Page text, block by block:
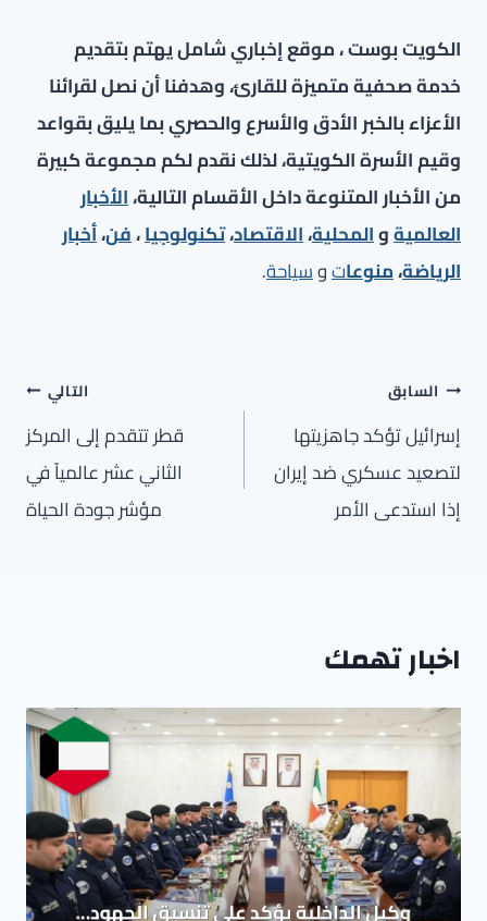
الكويت بوست ، موقع إخباري شامل يهتم بتقديم
خدمة صحفية متميزة للقارئ، وهدفنا أن نصل لقرائنا
الأعزاء بالخبر الأدق والأسرع والحصري بما يليق بقواعد
وقيم الأسرة الكويتية، لذلك نقدم لكم مجموعة كبيرة
من الأخبار المتنوعة داخل الأقسام التالية،الأخبار
العالميةوالمحلية،الاقتصاد،تكنولوجيا،فن،أخبار
الرياضة،منوعاتوسياحة.
تصفّح
المقالات
السابق
إسرائيل تؤكد جاهزيتها
لتصعيد عسكري ضد إيران
إذا استدعى الأمر
التالي
قطر تتقدم إلى المركز
الثاني عشر عالمياً في
مؤشر جودة الحياة
اخبار تهمك